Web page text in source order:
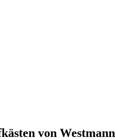
von Westmann